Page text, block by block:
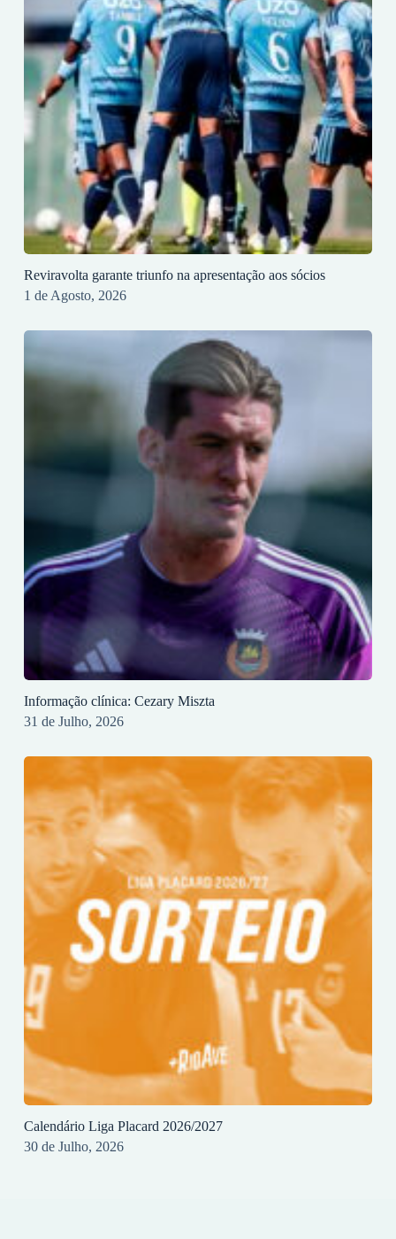
Reviravolta garante triunfo na apresentação aos sócios
1 de Agosto, 2026
Informação clínica: Cezary Miszta
31 de Julho, 2026
Calendário Liga Placard 2026/2027
30 de Julho, 2026